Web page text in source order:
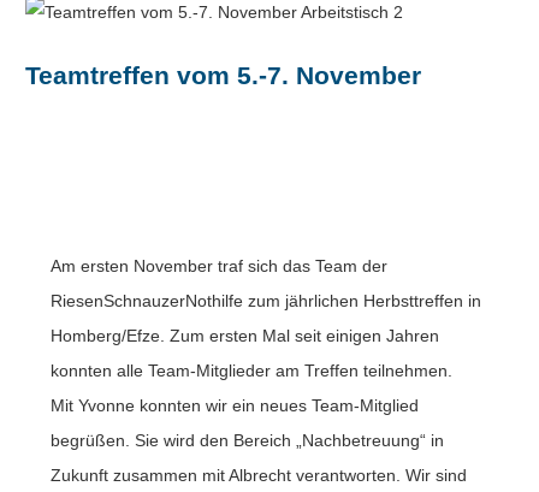
Teamtreffen vom 5.-7. November
Am ersten November traf sich das Team der
RiesenSchnauzerNothilfe zum jährlichen Herbsttreffen in
Homberg/Efze. Zum ersten Mal seit einigen Jahren
konnten alle Team-Mitglieder am Treffen teilnehmen.
Mit Yvonne konnten wir ein neues Team-Mitglied
begrüßen. Sie wird den Bereich „Nachbetreuung“ in
Zukunft zusammen mit Albrecht verantworten. Wir sind